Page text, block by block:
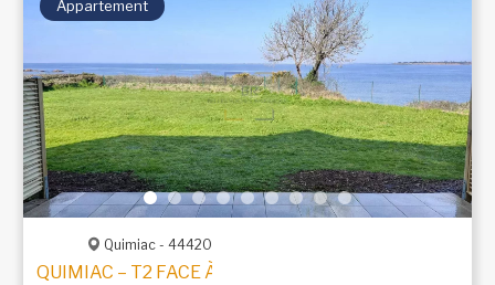
Appartement
Quimiac - 44420
QUIMIAC – T2 FACE À LA MER AVEC ACCÈS DIRECT À